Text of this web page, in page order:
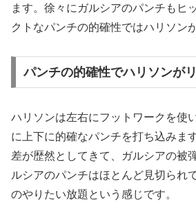
ます。徐々にガルシアのパンチもヒ
クトなパンチの的確性ではハリソン
パンチの的確性でハリソンが
ハリソンは左右にフットワークを使
に上下に的確なパンチを打ち込みま
差が歴然としてきて、ガルシアの被
ルシアのパンチはほとんど見切られ
のやりたい放題という感じです。